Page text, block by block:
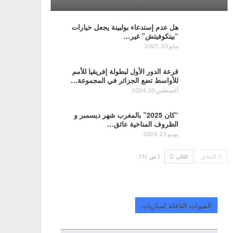
هل عدم إستدعاء بولبينة يجعل خيارات
“بيتكوفيتش” غير…
مايو 30, 2025
قرعة الدور الأول لبطولة إفريقيا للأمم
للأواسط تضع الجزائر في المجموعة…
أغسطس 20, 2024
“كان 2025” بالمغرب شهر ديسمبر و
الظروف المناخية عائق…
يونيو 21, 2024
السابق التالي 1 من 231
القنوات الناقلة لمباريات